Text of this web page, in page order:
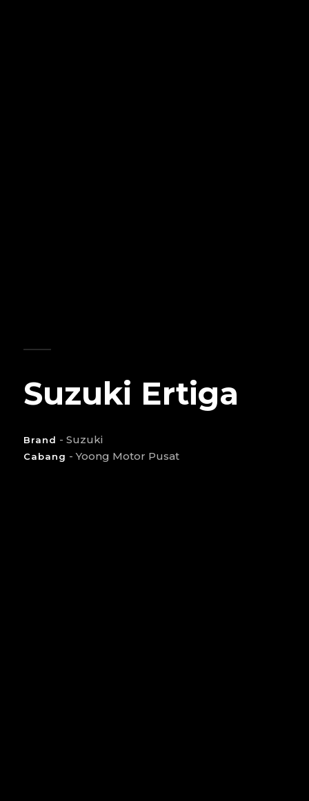
Suzuki Ertiga
Brand - Suzuki
Cabang - Yoong Motor Pusat